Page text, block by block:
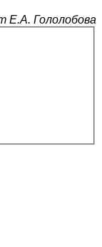
Е.А. Гололобова